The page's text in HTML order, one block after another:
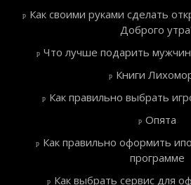
Как своими руками сделать
Доброго
Что лучше подарить
Книги
Как правильно выбрать
Опята
Как правильно оформить
программе
Как выбрать сервис для